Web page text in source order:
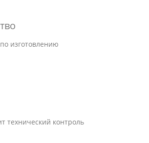
изготовлению
технический контроль